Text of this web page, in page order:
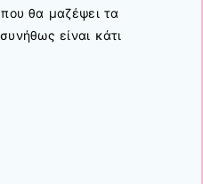
θα μαζέψει τα
είναι κάτι